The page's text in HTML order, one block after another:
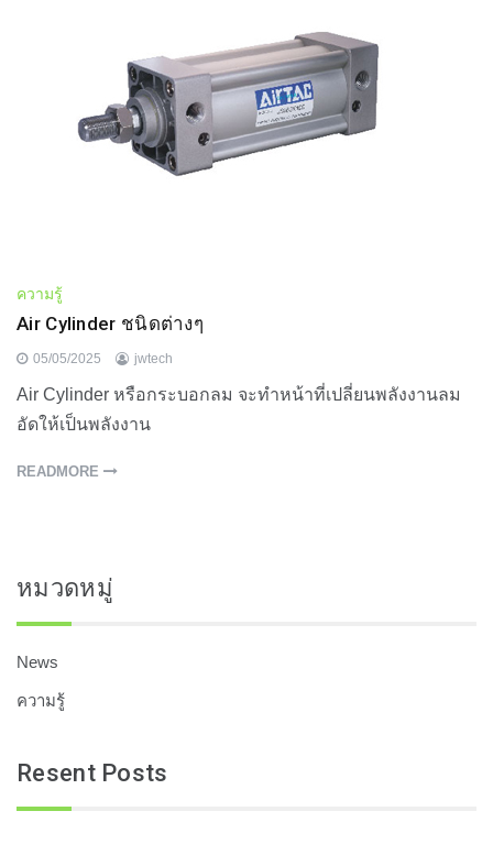
ความรู้
Air Cylinder ชนิดต่างๆ
05/05/2025 jwtech
Air Cylinder หรือกระบอกลม จะทำหน้าที่เปลี่ยนพลังงานลม
อัดให้เป็นพลังงาน
READMORE
หมวดหมู่
News
ความรู้
Resent Posts